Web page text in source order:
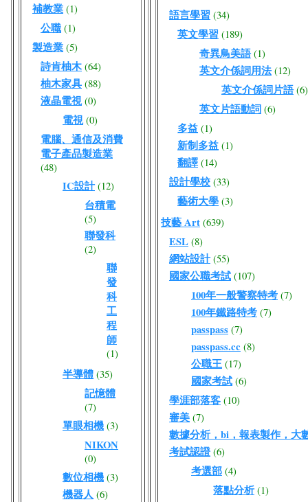
補教業 (1)
公職 (1)
製造業 (5)
詩肯柚木 (64)
柚木家具 (88)
液晶電視 (0)
電視 (0)
電腦、通信及消費
電子產品製造業
(48)
IC設計 (12)
台積電
(5)
聯發科
(2)
聯
發
科
工
程
師
(1)
半導體 (35)
記憶體
(7)
單眼相機 (3)
NIKON
(0)
數位相機 (3)
機器人 (6)
語言學習 (34)
英文學習 (189)
奇異鳥美語 (1)
英文介係詞用法 (12)
英文介係詞片語 (6)
英文片語動詞 (6)
多益 (1)
新制多益 (1)
翻譯 (14)
設計學校 (33)
藝術大學 (3)
技藝 Art (639)
ESL (8)
網站設計 (55)
國家公職考試 (107)
100年一般警察特考 (7)
100年鐵路特考 (7)
passpass (7)
passpass.cc (8)
公職王 (17)
國家考試 (6)
學涯部落客 (10)
審美 (7)
數據分析，bi，報表製作，大
考試認證 (6)
考選部 (4)
落點分析 (1)